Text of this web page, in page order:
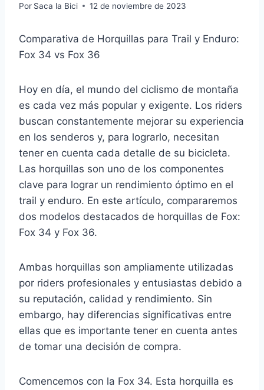
Por Saca la Bici 12 de noviembre de 2023
Comparativa de Horquillas para Trail y Enduro:
Fox 34 vs Fox 36
Hoy en día, el mundo del ciclismo de montaña
es cada vez más popular y exigente. Los riders
buscan constantemente mejorar su experiencia
en los senderos y, para lograrlo, necesitan
tener en cuenta cada detalle de su bicicleta.
Las horquillas son uno de los componentes
clave para lograr un rendimiento óptimo en el
trail y enduro. En este artículo, compararemos
dos modelos destacados de horquillas de Fox:
Fox 34 y Fox 36.
Ambas horquillas son ampliamente utilizadas
por riders profesionales y entusiastas debido a
su reputación, calidad y rendimiento. Sin
embargo, hay diferencias significativas entre
ellas que es importante tener en cuenta antes
de tomar una decisión de compra.
Comencemos con la Fox 34. Esta horquilla es